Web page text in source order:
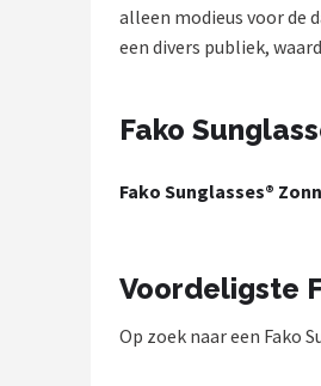
Baby zonnebrillen
POPULAIRE MERKEN
Polaroid
alleen modieus voor de
een divers publiek,
Fako
Fako Sunglasses®
Voordeligste
Op zoek naar een Fako